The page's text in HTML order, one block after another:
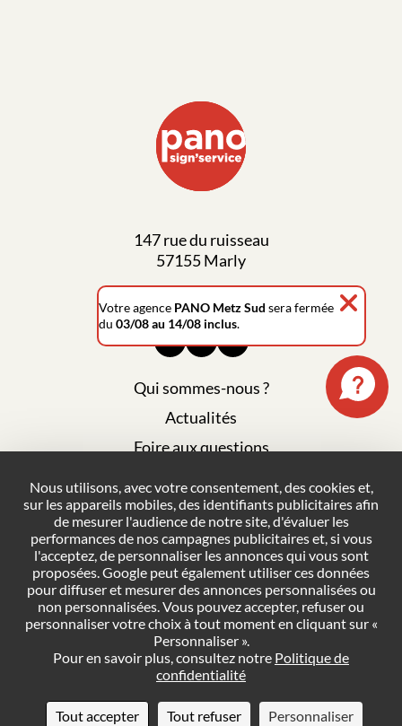
147 rue du ruisseau
57155 Marly
Qui sommes-nous ?
Actualités
Foire aux questions
Plan du site
Politique de confidentialité
Conditions générales de vente
Gestion des cookies
NOUS CONTACTER
DEMANDER UN DEVIS
Votre agence PANO Metz Sud sera fermée
du 03/08 au 14/08 inclus.
Nous utilisons, avec votre consentement, des cookies et,
sur les appareils mobiles, des identifiants publicitaires afin
de mesurer l'audience de notre site, d'évaluer les
performances de nos campagnes publicitaires et, si vous
l'acceptez, de personnaliser les annonces qui vous sont
proposées. Google peut également utiliser ces données
pour diffuser et mesurer des annonces personnalisées ou
non personnalisées. Vous pouvez accepter, refuser ou
personnaliser votre choix à tout moment en cliquant sur «
Personnaliser ».
Pour en savoir plus, consultez notre Politique de
confidentialité
Tout accepter Tout refuser Personnaliser